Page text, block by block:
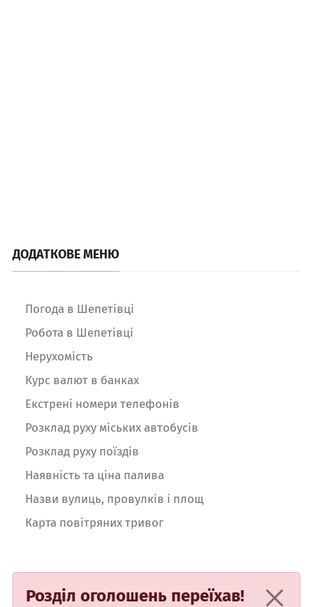
ДОДАТКОВЕ МЕНЮ
Погода в Шепетівці
Робота в Шепетівці
Нерухомість
Курс валют в банках
Екстрені номери телефонів
Розклад руху міських автобусів
Розклад руху поїздів
Наявність та ціна палива
Назви вулиць, провулків і площ
Карта повітряних тривог
Розділ оголошень переїхав!